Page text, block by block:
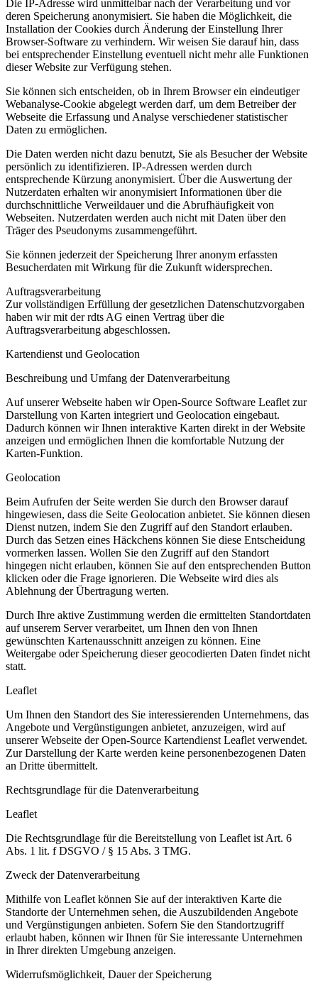
Die IP-Adresse wird unmittelbar nach der Verarbeitung und vor
deren Speicherung anonymisiert. Sie haben die Möglichkeit, die
Installation der Cookies durch Änderung der Einstellung Ihrer
Browser-Software zu verhindern. Wir weisen Sie darauf hin, dass
bei entsprechender Einstellung eventuell nicht mehr alle Funktionen
dieser Website zur Verfügung stehen.
Sie können sich entscheiden, ob in Ihrem Browser ein eindeutiger
Webanalyse-Cookie abgelegt werden darf, um dem Betreiber der
Webseite die Erfassung und Analyse verschiedener statistischer
Daten zu ermöglichen.
Die Daten werden nicht dazu benutzt, Sie als Besucher der Website
persönlich zu identifizieren. IP-Adressen werden durch
entsprechende Kürzung anonymisiert. Über die Auswertung der
Nutzerdaten erhalten wir anonymisiert Informationen über die
durchschnittliche Verweildauer und die Abrufhäufigkeit von
Webseiten. Nutzerdaten werden auch nicht mit Daten über den
Träger des Pseudonyms zusammengeführt.
Sie können jederzeit der Speicherung Ihrer anonym erfassten
Besucherdaten mit Wirkung für die Zukunft widersprechen.
Auftragsverarbeitung
Zur vollständigen Erfüllung der gesetzlichen Datenschutzvorgaben
haben wir mit der rdts AG einen Vertrag über die
Auftragsverarbeitung abgeschlossen.
Kartendienst und Geolocation
Beschreibung und Umfang der Datenverarbeitung
Auf unserer Webseite haben wir Open-Source Software Leaflet zur
Darstellung von Karten integriert und Geolocation eingebaut.
Dadurch können wir Ihnen interaktive Karten direkt in der Website
anzeigen und ermöglichen Ihnen die komfortable Nutzung der
Karten-Funktion.
Geolocation
Beim Aufrufen der Seite werden Sie durch den Browser darauf
hingewiesen, dass die Seite Geolocation anbietet. Sie können diesen
Dienst nutzen, indem Sie den Zugriff auf den Standort erlauben.
Durch das Setzen eines Häckchens können Sie diese Entscheidung
vormerken lassen. Wollen Sie den Zugriff auf den Standort
hingegen nicht erlauben, können Sie auf den entsprechenden Button
klicken oder die Frage ignorieren. Die Webseite wird dies als
Ablehnung der Übertragung werten.
Durch Ihre aktive Zustimmung werden die ermittelten Standortdaten
auf unserem Server verarbeitet, um Ihnen den von Ihnen
gewünschten Kartenausschnitt anzeigen zu können. Eine
Weitergabe oder Speicherung dieser geocodierten Daten findet nicht
statt.
Leaflet
Um Ihnen den Standort des Sie interessierenden Unternehmens, das
Angebote und Vergünstigungen anbietet, anzuzeigen, wird auf
unserer Webseite der Open-Source Kartendienst Leaflet verwendet.
Zur Darstellung der Karte werden keine personenbezogenen Daten
an Dritte übermittelt.
Rechtsgrundlage für die Datenverarbeitung
Leaflet
Die Rechtsgrundlage für die Bereitstellung von Leaflet ist Art. 6
Abs. 1 lit. f DSGVO / § 15 Abs. 3 TMG.
Zweck der Datenverarbeitung
Mithilfe von Leaflet können Sie auf der interaktiven Karte die
Standorte der Unternehmen sehen, die Auszubildenden Angebote
und Vergünstigungen anbieten. Sofern Sie den Standortzugriff
erlaubt haben, können wir Ihnen für Sie interessante Unternehmen
in Ihrer direkten Umgebung anzeigen.
Widerrufsmöglichkeit, Dauer der Speicherung